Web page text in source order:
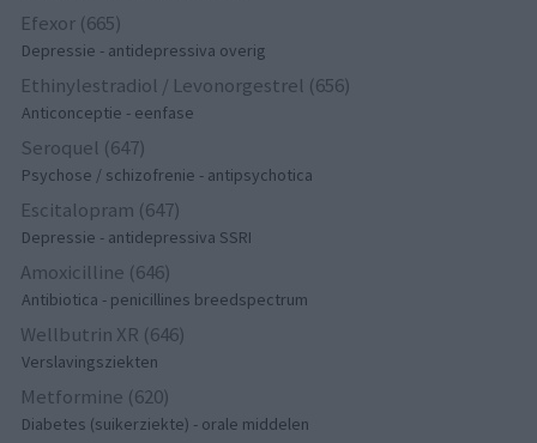
Efexor (665)
Depressie - antidepressiva overig
Ethinylestradiol / Levonorgestrel (656)
Anticonceptie - eenfase
Seroquel (647)
Psychose / schizofrenie - antipsychotica
Escitalopram (647)
Depressie - antidepressiva SSRI
Amoxicilline (646)
Antibiotica - penicillines breedspectrum
Wellbutrin XR (646)
Verslavingsziekten
Metformine (620)
Diabetes (suikerziekte) - orale middelen